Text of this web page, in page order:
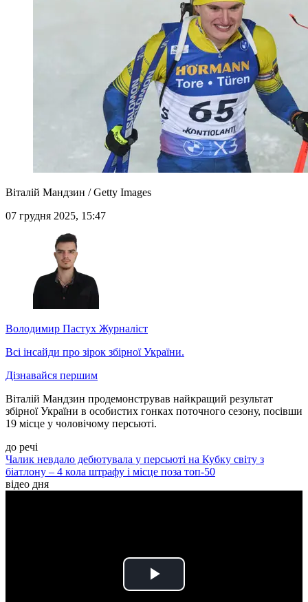
Віталій Мандзин / Getty Images
07 грудня 2025, 15:47
Володимир Пастух Журналіст
Всі інсайди про зірок збірної України.
Дізнавайся першим
Віталій Мандзин продемонстрував найкращий результат
збірної України в особистих гонках поточного сезону, посівши
19 місце у чоловічому персьюті.
до речі
Чалик невдало дебютувала у персьюті на Кубку світу з
біатлону – 4 кола штрафу і місце поза топ-50
відео дня
Play